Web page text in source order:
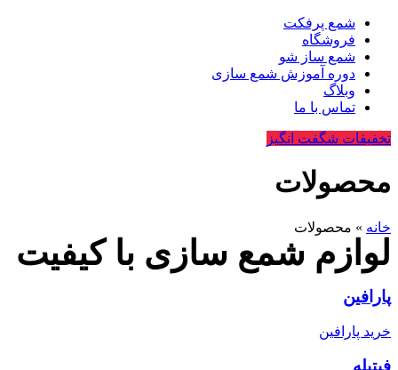
شمع پرفکت
فروشگاه
شمع ساز شو
دوره آموزش شمع سازی
وبلاگ
تماس با ما
تخفیفات شگفت انگیز
محصولات
خانه » محصولات
لوازم شمع سازی با کیفیت
پارافین
خرید پارافین
فیتیله